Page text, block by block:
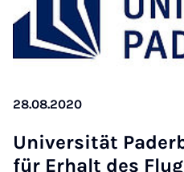
28.08.2020
Uni­versität
für Er­halt des